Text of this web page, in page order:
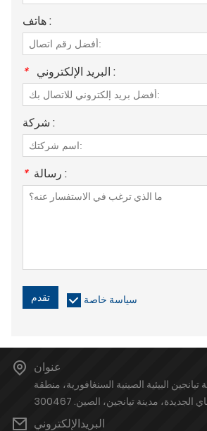
هاتف :
* البريد الإلكتروني :
شركة :
* رسالة :
تقدم سياسة خاصة
عنوان
البيئية الصينية السنغافورية، منطقة
الجديدة، مدينة تيانجين، الصين. 300467
البريدالإلكتروني